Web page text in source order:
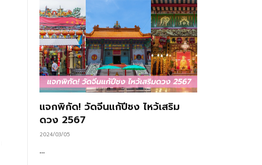
แจกพิกัด! วัดจีนแก้ปีชง ไหว้เสริม
ดวง 2567
2024/03/05
…